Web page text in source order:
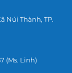
Núi Thành, TP.
(Ms. Linh)